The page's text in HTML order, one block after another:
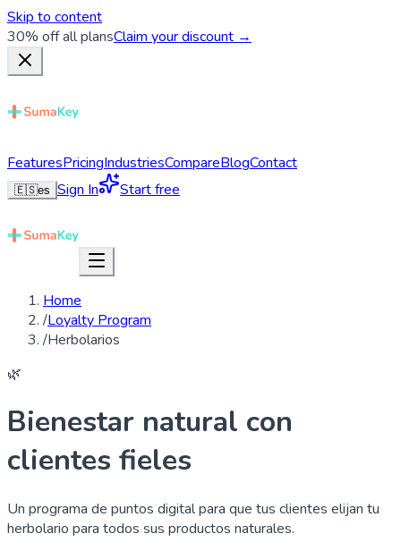
Skip to content
30% off all plansClaim your discount →
FeaturesPricingIndustriesCompareBlogContact
🇪🇸es Sign In Start free
Home
/Loyalty Program
/Herbolarios
🌿
Bienestar natural con
clientes fieles
Un programa de puntos digital para que tus clientes elijan tu
herbolario para todos sus productos naturales.